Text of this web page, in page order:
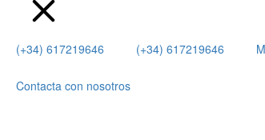
(+34) 617219646 (+34) 617219646
Contacta con nosotros